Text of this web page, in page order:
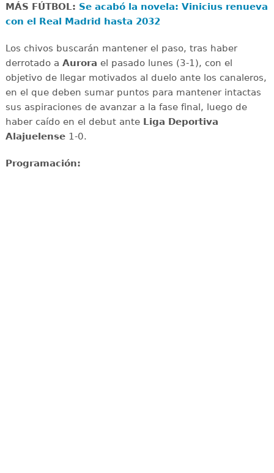
MÁS FÚTBOL: Se acabó la novela: Vinicius renueva
con el Real Madrid hasta 2032
Los chivos buscarán mantener el paso, tras haber
derrotado a Aurora el pasado lunes (3-1), con el
objetivo de llegar motivados al duelo ante los canaleros,
en el que deben sumar puntos para mantener intactas
sus aspiraciones de avanzar a la fase final, luego de
haber caído en el debut ante Liga Deportiva
Alajuelense1-0.
Programación: